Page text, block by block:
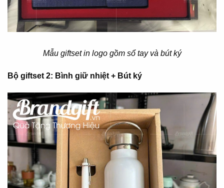
Mẫu giftset in logo gồm sổ tay và bút ký
Bộ giftset 2: Bình giữ nhiệt + Bút ký